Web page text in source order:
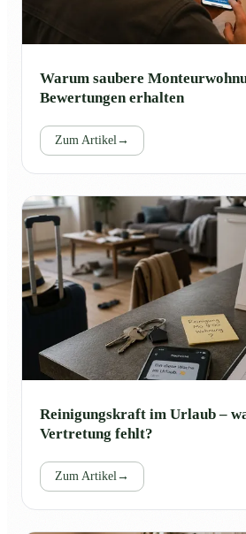
Warum saubere
Bewertungen erhalten
Zum Artikel →
Reinigungskraft im Urlaub –
Vertretung fehlt?
Zum Artikel →